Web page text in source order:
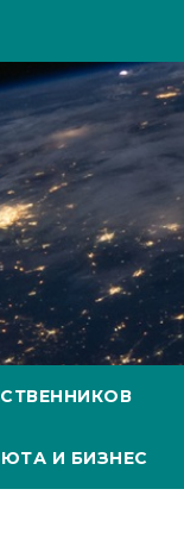
И БИЗНЕС